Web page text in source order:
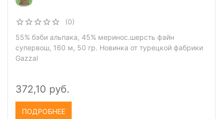
(0)
55% бэби альпака, 45% меринос.шерсть файн
супервош, 160 м, 50 гр. Новинка от турецкой фабрики
Gazzal
372,10 руб.
ПОДРОБНЕЕ